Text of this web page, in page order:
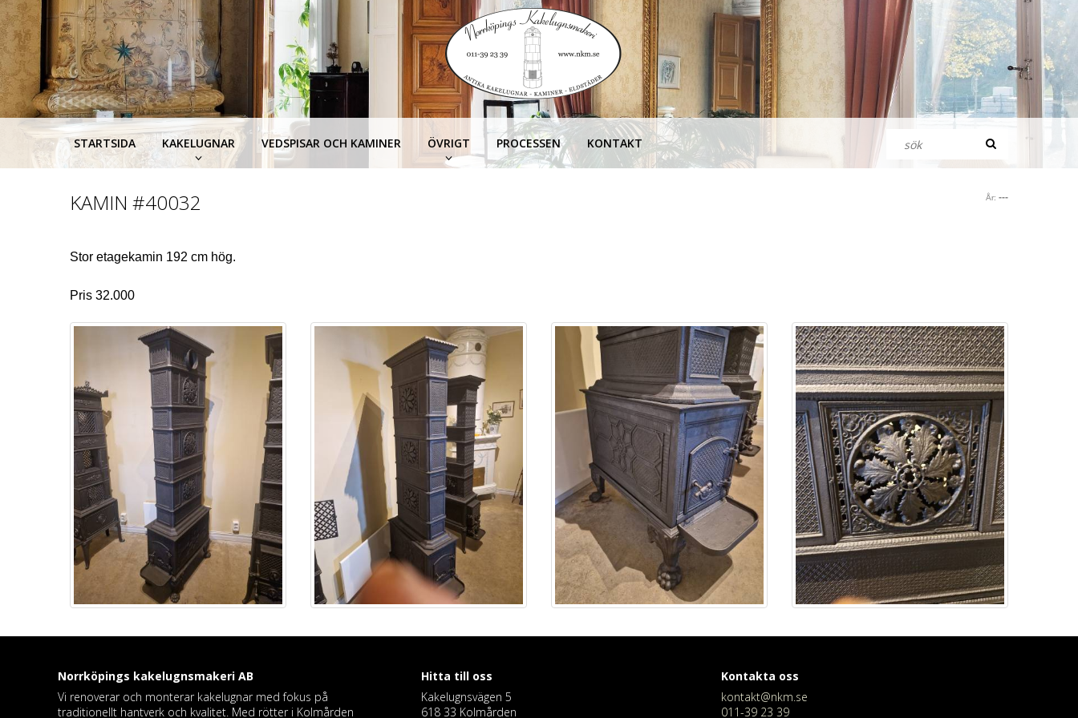
STARTSIDA KAKELUGNAR VEDSPISAR OCH KAMINER ÖVRIGT PROCESSEN KONTAKT
År: ---
KAMIN #40032
Stor etagekamin 192 cm hög.
Pris 32.000
Norrköpings kakelugnsmakeri AB
Vi renoverar och monterar kakelugnar med fokus på
traditionellt hantverk och kvalitet. Med rötter i Kolmården
Hitta till oss
Kakelugnsvägen 5
618 33 Kolmården
Kontakta oss
kontakt@nkm.se
011-39 23 39